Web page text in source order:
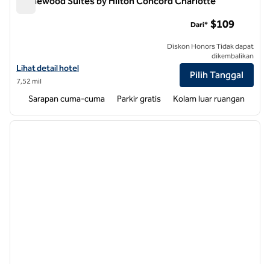
Lihat detail hotel untuk Homewood Suites by Hilton Concord
Lihat detail hotel
7,52 mil
Dari* $109
Diskon Honors Tidak dapat
dikembalikan
Pilih Tanggal
Sarapan cuma-cuma Parkir gratis Kolam luar ruangan
1 dari 12